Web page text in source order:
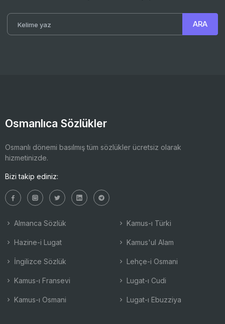
Osmanlıca Sözlükler
Osmanlı dönemi basılmış tüm sözlükler ücretsiz olarak
hizmetinizde.
Bizi takip ediniz:
Almanca Sözlük
Hazine-i Lugat
İngilizce Sözlük
Kamus-ı Fransevi
Kamus-ı Osmani
Kamus-ı Türki
Kamus'ul Alam
Lehçe-i Osmani
Lugat-ı Cudi
Lugat-ı Ebuzziya